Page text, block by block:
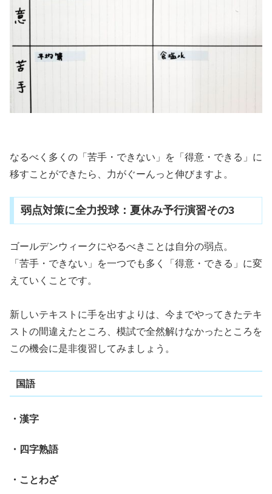
なるべく多くの「苦手・できない」を「得意・できる」に
移すことができたら、力がぐーんっと伸びますよ。
弱点対策に全力投球：夏休み予行演習その3
ゴールデンウィークにやるべきことは自分の弱点。
「苦手・できない」を一つでも多く「得意・できる」に変
えていくことです。
新しいテキストに手を出すよりは、今までやってきたテキ
ストの間違えたところ、模試で全然解けなかったところを
この機会に是非復習してみましょう。
国語
・漢字
・四字熟語
・ことわざ